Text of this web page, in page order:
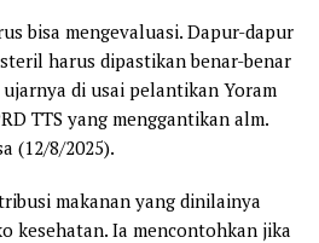
bisa mengevaluasi. Dapur-dapur
harus dipastikan benar-benar
di usai pelantikan Yoram
TTS yang menggantikan alm.
(12/8/2025).
makanan yang dinilainya
kesehatan. Ia mencontohkan jika